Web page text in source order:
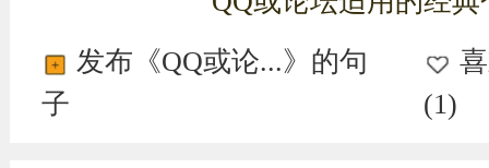
发布《QQ或论...》的句
子
(1)